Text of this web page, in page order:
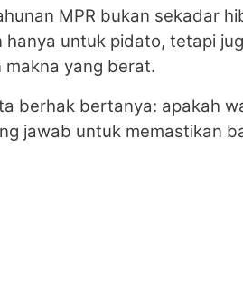
MPR bukan sekadar
untuk pidato, tetapi
yang berat.
berhak bertanya: apakah
jawab untuk memastikan